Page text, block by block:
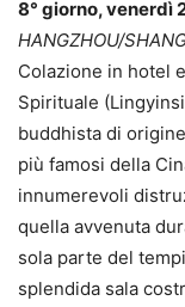
8° giorno, venerdì
HANGZHOU/
Colazione in hotel
Spirituale
buddhista di
più famosi della
innumerevoli
quella avvenuta
sola parte del
splendida sala